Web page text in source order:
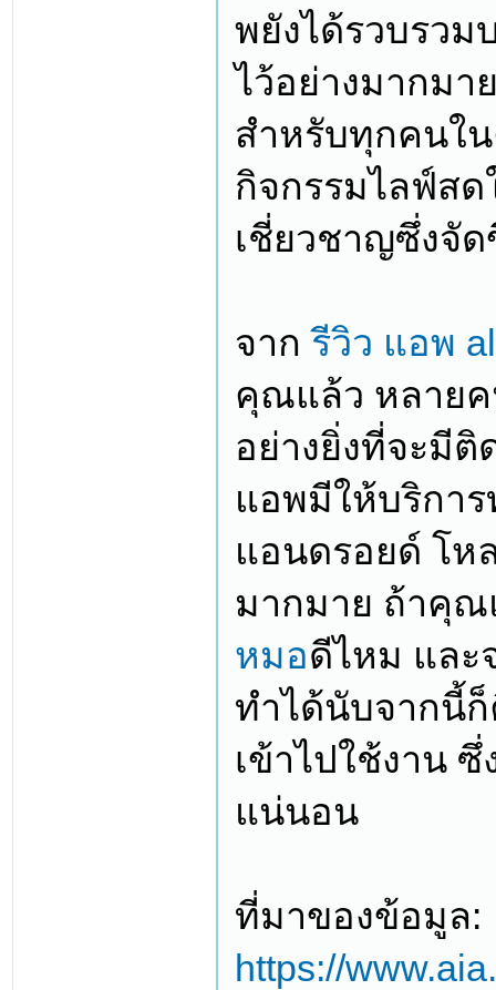
พยังได้รวบรว
ไว้อย่างมากมา
สำหรับทุกคนใ
กิจกรรมไลฟ์ส
เชี่ยวชาญซึ่งจั
จากรีวิว แอพ
คุณแล้ว หลายค
อย่างยิ่งที่จะมี
แอพมีให้บริกา
แอนดรอยด์ โห
มากมาย ถ้าคุณ
หมอดีไหม และ
ทำได้นับจากนี้
เข้าไปใช้งาน
แน่นอน
ที่มาของข้อมูล:
https://